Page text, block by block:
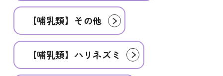
【哺乳類】その他
【哺乳類】ハリネズミ